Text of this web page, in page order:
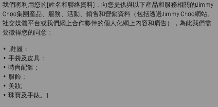
我們將利用您的[姓名和聯絡資料]，向您提供與以下産品和服務相關的Jimmy
Choo集團産品、服務、活動、銷售和營銷資料（包括透過Jimmy Choo網站、
社交媒體平台或我們網上合作夥伴的個人化網上內容和廣告），為此我們需
要徵得您的同意：
• [鞋履；
• 手袋及皮具；
• 時尚配飾；
• 服飾；
• 美妝;
• 珠寶及手錶。]